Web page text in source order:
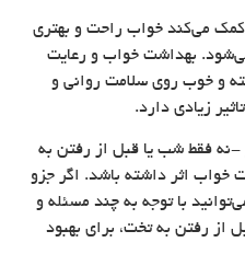
کمک می‌کند خواب راحت و بهتری
بهداشت خواب و رعایت
و خوب روی سلامت روانی و
زیادی دارد.
-نه فقط شب یا قبل از رفتن به
خواب اثر داشته باشد. اگر جزو
با توجه به چند مسئله و
از رفتن به تخت، برای بهبود